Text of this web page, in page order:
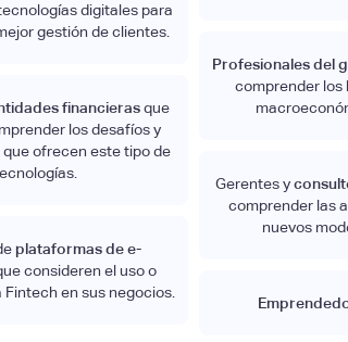
digitales para
gestión de clientes.
financierasque
los desafíos y
ofrecen este tipo de
plataformas de e-
consideren el uso o
en sus negocios.
Profesionales del
comprender los
Gerentes y
comprender las
nuevos